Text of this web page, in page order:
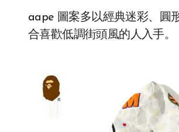
aape 圖案多以經典迷彩、圓
合喜歡低調街頭風的人入手。